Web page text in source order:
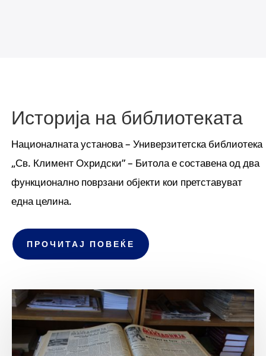
Историја на библиотеката
Националната установа – Универзитетска библиотека
„Св. Климент Охридски” – Битола е составена од два
функционално поврзани објекти кои претставуват
една целина.
ПРОЧИТАЈ ПОВЕЌЕ